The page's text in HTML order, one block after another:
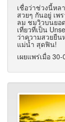
เชื่อว่าช่วงนี้หล
สวยๆ กันอยู่ เพ
ลม ชมวิวบนยอ
เที่ยวที่เป็น
ว่าความสวยยื
แม่น้ำ สุดฟิน!
เผยแพร่เมื่อ